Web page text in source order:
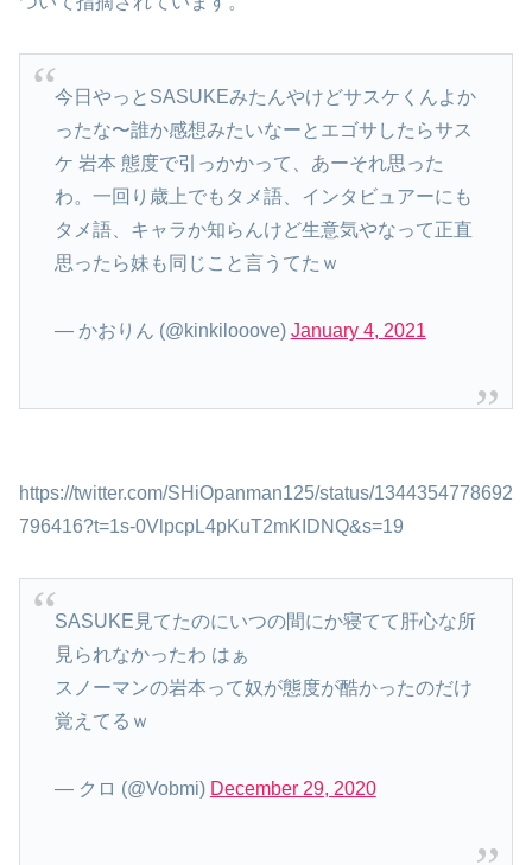
今日やっとSASUKEみたんやけどサスケくんよか
ったな〜誰か感想みたいなーとエゴサしたらサス
ケ 岩本 態度で引っかかって、あーそれ思った
わ。一回り歳上でもタメ語、インタビュアーにも
タメ語、キャラか知らんけど生意気やなって正直
思ったら妹も同じこと言うてたｗ
— かおりん (@kinkilooove) January 4, 2021
https://twitter.com/SHiOpanman125/status/1344354778692
796416?t=1s-0VlpcpL4pKuT2mKIDNQ&s=19
SASUKE見てたのにいつの間にか寝てて肝心な所
見られなかったわ はぁ
スノーマンの岩本って奴が態度が酷かったのだけ
覚えてるｗ
— クロ (@Vobmi) December 29, 2020